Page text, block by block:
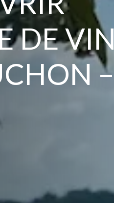
DE VIN
–